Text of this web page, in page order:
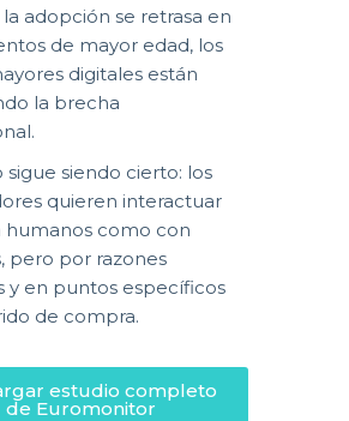
adopción se retrasa en
de mayor edad, los
digitales están
la brecha
sigue siendo cierto: los
quieren interactuar
como con
pero por razones
y en puntos específicos
de compra.
estudio completo
de Euromonitor